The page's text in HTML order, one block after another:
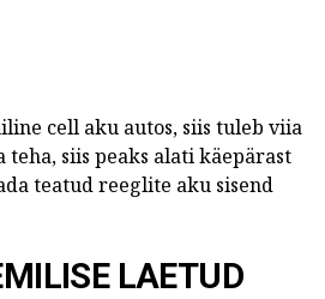
cell aku autos, siis tuleb viia
teha, siis peaks alati käepärast
teatud reeglite aku sisend
LAETUD